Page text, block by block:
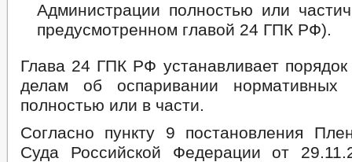
Администрации полностью или
предусмотренном главой 24 ГПК РФ).
Глава 24 ГПК РФ устанавливает порядок
делам об оспаривании нормативных
полностью или в части.
Согласно пункту 9 постановления
Суда Российской Федерации от